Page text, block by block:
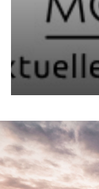
Container